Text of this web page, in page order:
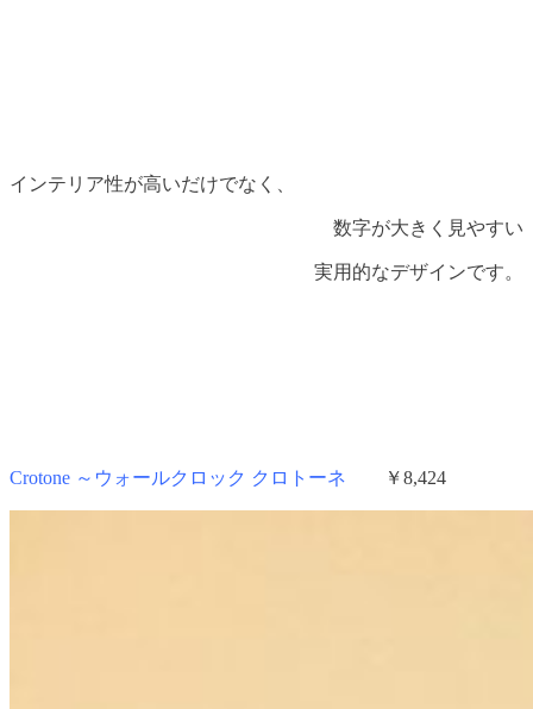
インテリア性が高いだけでなく、
数字が大きく見やすい
実用的なデザインです。
Crotone ～ウォールクロック クロトーネ ￥8,424